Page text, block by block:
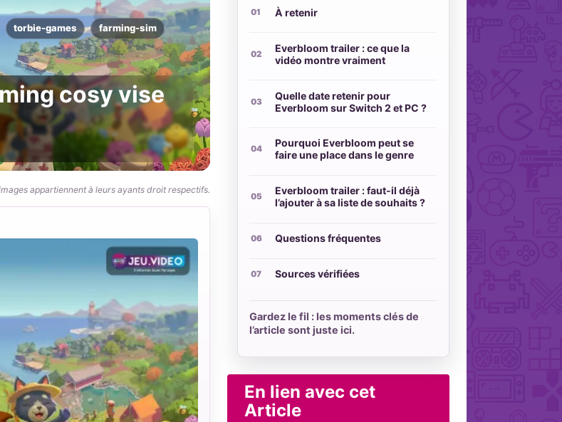
torbie-games farming-sim
cosy vise
appartiennent à leurs ayants droit respectifs.
À retenir
Everbloom trailer : ce que la
vidéo montre vraiment
Quelle date retenir pour
Everbloom sur Switch 2 et PC ?
Pourquoi Everbloom peut se
faire une place dans le genre
Everbloom trailer : faut-il déjà
l’ajouter à sa liste de souhaits ?
Questions fréquentes
Sources vérifiées
Gardez le fil : les moments clés de
l’article sont juste ici.
En lien avec cet
Article